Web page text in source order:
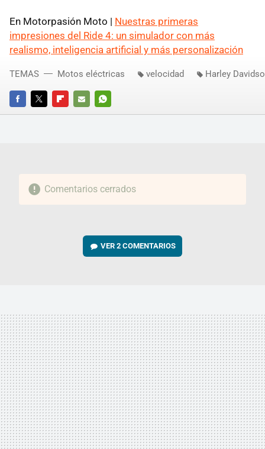
En Motorpasión Moto | Nuestras primeras
impresiones del Ride 4: un simulador con más
realismo, inteligencia artificial y más personalización
FACEBOOKTWITTERFLIPBOARD
E-
WHATSAPP
TEMAS Motos eléctricas velocidad Harley
Comentarios cerrados
VER2 COMENTARIOS